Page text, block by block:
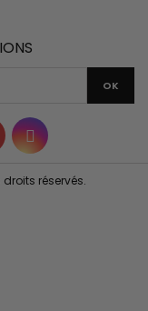
PinterestInstagram
réservés.